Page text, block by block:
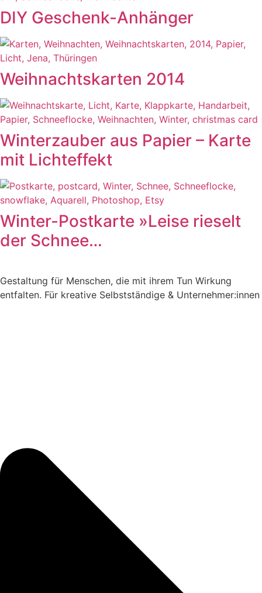
DIY Geschenk-Anhänger
Weihnachtskarten 2014
Winterzauber aus Papier – Karte
mit Lichteffekt
Winter-Postkarte »Leise rieselt
der Schnee…
Gestaltung für Menschen, die mit ihrem Tun Wirkung
entfalten. Für kreative Selbstständige & Unternehmer:innen